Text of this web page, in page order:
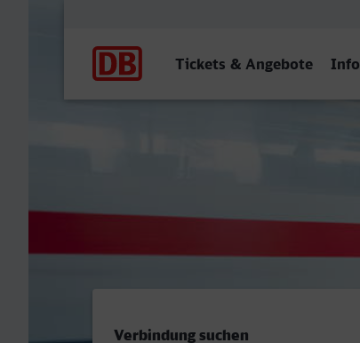
Tickets & Angebote
Hamm (Westf) Hbf -
Verbindung suchen